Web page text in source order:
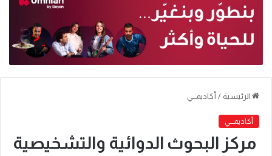
الرئيسية / أكاديمـــي
أكاديمـــي
مركز البحوث الدوائية والتشخيصية